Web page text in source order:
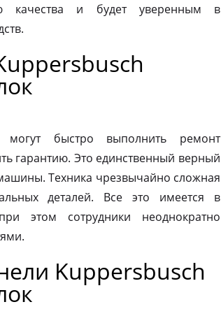
качества и будет уверенным в
могут быстро выполнить ремонт
гарантию. Это единственный верный
Техника чрезвычайно сложная
деталей. Все это имеется в
этом сотрудники неоднократно
Kuppersbusch